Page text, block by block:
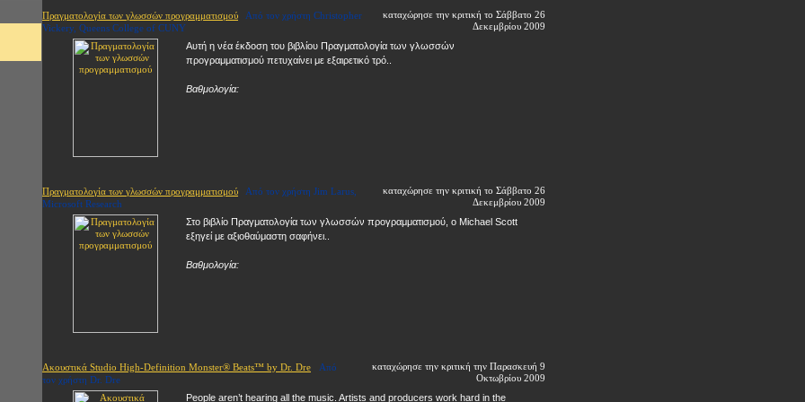
Πραγματολογία των γλωσσών προγραμματισμού
Από τον χρήστη Christopher
Vickery, Queens College of CUNY
καταχώρησε την κριτική το Σάββατο 26
Δεκεμβρίου 2009
Αυτή η νέα έκδοση του βιβλίου Πραγματολογία των γλωσσών
προγραμματισμού πετυχαίνει με εξαιρετικό τρό..
Βαθμολογία:
Πραγματολογία των γλωσσών προγραμματισμού
Από τον χρήστη Jim Larus,
Microsoft Research
καταχώρησε την κριτική το Σάββατο 26
Δεκεμβρίου 2009
Στο βιβλίο Πραγματολογία των γλωσσών προγραμματισμού, ο Michael Scott
εξηγεί με αξιοθαύμαστη σαφήνει..
Βαθμολογία:
Ακουστικά Studio High-Definition Monster® Beats™ by Dr. Dre
Από
τον χρήστη Dr. Dre
καταχώρησε την κριτική την Παρασκευή 9
Οκτωβρίου 2009
People aren’t hearing all the music. Artists and producers work hard in the